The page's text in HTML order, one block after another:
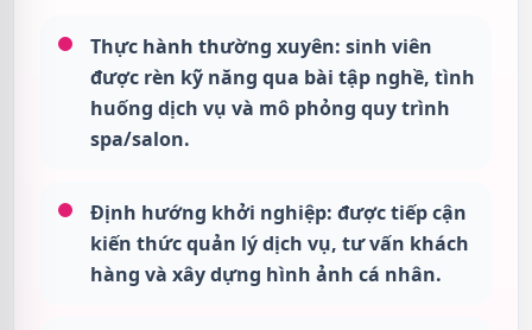
Thực hành thường xuyên: sinh viên
được rèn kỹ năng qua bài tập nghề, tình
huống dịch vụ và mô phỏng quy trình
spa/salon.
Định hướng khởi nghiệp: được tiếp cận
kiến thức quản lý dịch vụ, tư vấn khách
hàng và xây dựng hình ảnh cá nhân.